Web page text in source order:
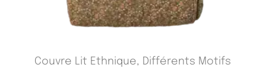
Couvre Lit Ethnique, Différents Motifs